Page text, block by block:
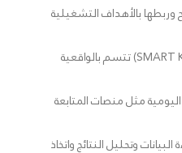
وربطها بالأهداف التشغيلية
تصميم مؤشرات قياس ذكية (SMART KPIs) تتسم بالواقعية
مثل منصات المتابعة
وتحليل النتائج واتخاذ